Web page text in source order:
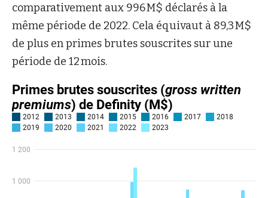
comparativement aux 996 M$ déclarés à la
même période de 2022. Cela équivaut à 89,3 M$
de plus en primes brutes souscrites sur une
période de 12 mois.